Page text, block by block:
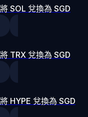
將 SOL 兌換為 SGD
將 TRX 兌換為 SGD
將 HYPE 兌換為 SGD